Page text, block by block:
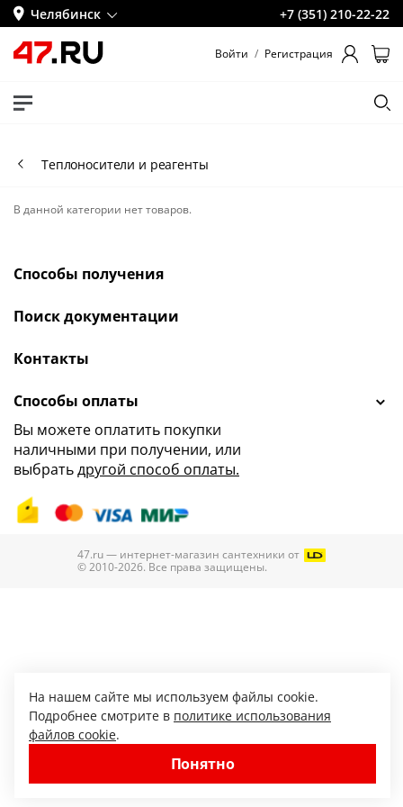
Челябинск +7 (351) 210-22-22
Войти / Регистрация
Теплоносители и реагенты
В данной категории нет товаров.
Способы получения
Поиск документации
Контакты
Способы оплаты
Вы можете оплатить покупки
наличными при получении, или
выбратьдругой способ оплаты.
На нашем сайте мы используем файлы cookie.
Подробнее смотрите в политике использования
файлов cookie.
Понятно
47.ru — интернет-магазин сантехники от
© 2010-2026. Все права защищены.